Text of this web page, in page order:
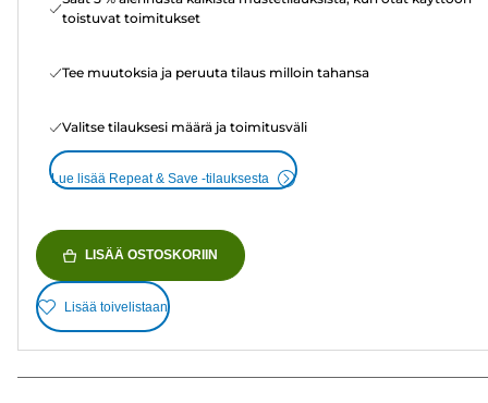
toistuvat toimitukset
Tee muutoksia ja peruuta tilaus milloin tahansa
Valitse tilauksesi määrä ja toimitusväli
Lue lisää Repeat & Save -tilauksesta
LISÄÄ OSTOSKORIIN
Lisää toivelistaan